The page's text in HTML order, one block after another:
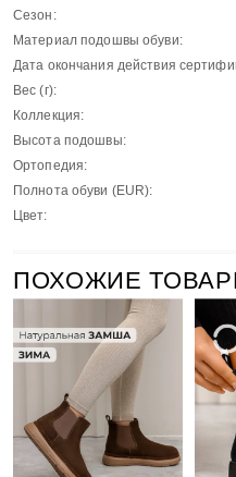
Сезон:
Материал подошвы обуви:
Дата окончания действия
Вес (г):
Коллекция:
Высота подошвы:
Ортопедия:
Полнота обуви (EUR):
Цвет:
ПОХОЖИЕ